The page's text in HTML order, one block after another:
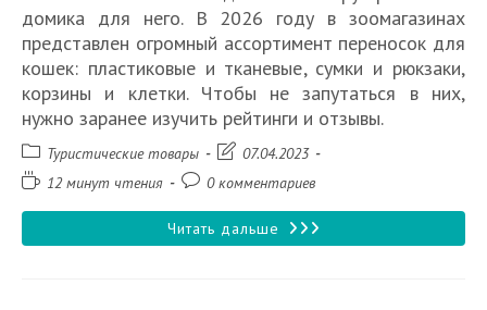
домика для него. В 2026 году в зоомагазинах
представлен огромный ассортимент переносок для
кошек: пластиковые и тканевые, сумки и рюкзаки,
корзины и клетки. Чтобы не запутаться в них,
нужно заранее изучить рейтинги и отзывы.
Рубрика
записи:
Туристические товары
Запись07.04.2023
Время12 минут чтения
Комментарии
записи:
0 комментариев
Читать дальше 10